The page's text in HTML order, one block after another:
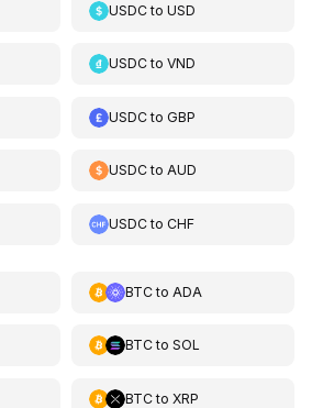
USDCtoUSD
USDCtoVND
USDCtoGBP
USDCtoAUD
USDCtoCHF
BTCto ADA
BTCto SOL
BTCto XRP